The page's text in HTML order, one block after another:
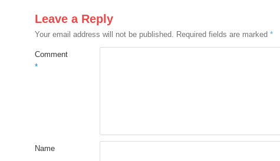
Leave a Reply
Your email address will not be published. Required fields are marked *
Comment
*
Name